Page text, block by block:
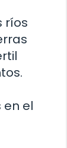
ríos
en el